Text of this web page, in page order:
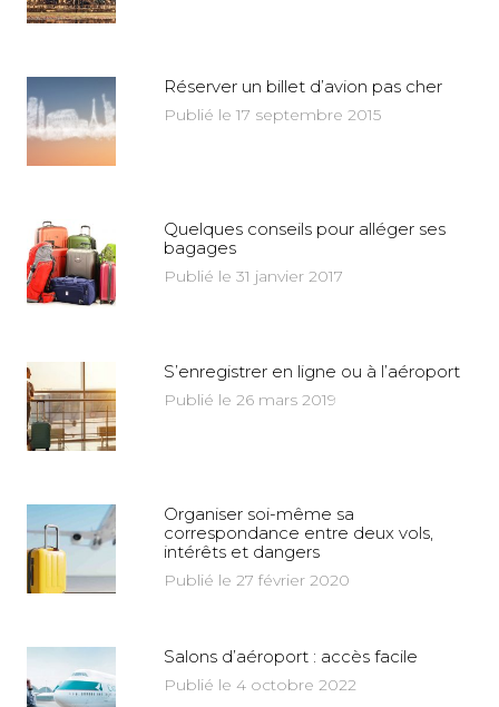
Réserver un billet d’avion pas cher
Publié le 17 septembre 2015
Quelques conseils pour alléger ses
bagages
Publié le 31 janvier 2017
S’enregistrer en ligne ou à l’aéroport
Publié le 26 mars 2019
Organiser soi-même sa
correspondance entre deux vols,
intérêts et dangers
Publié le 27 février 2020
Salons d’aéroport : accès facile
Publié le 4 octobre 2022